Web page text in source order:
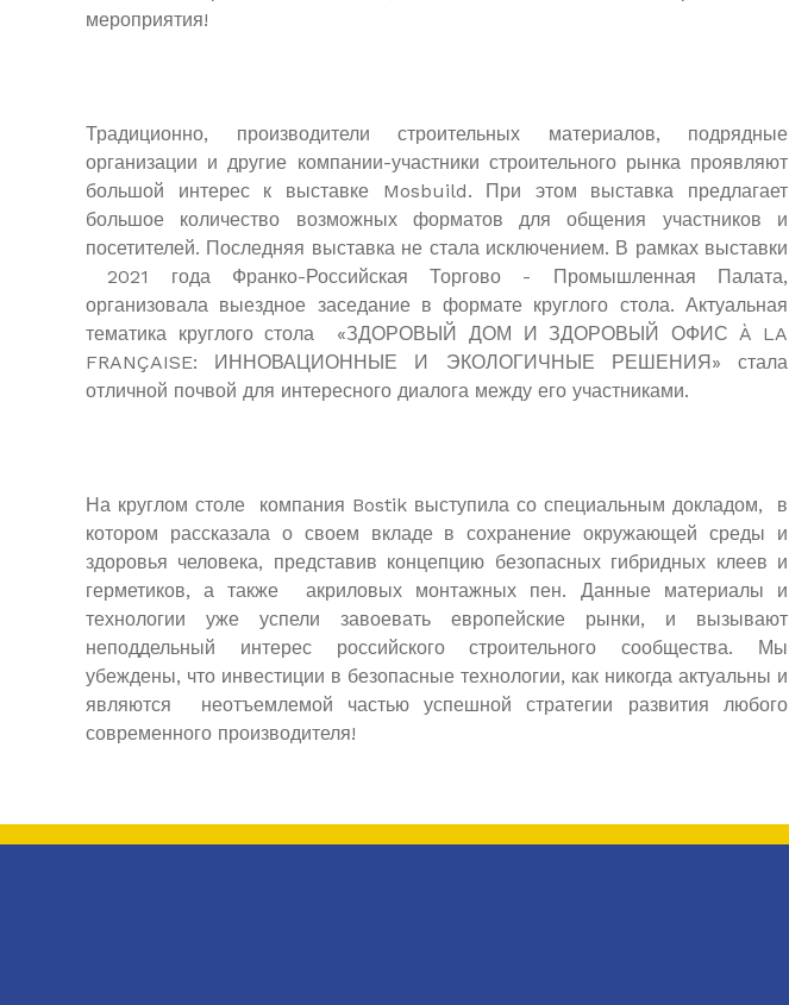
мероприятия!
Традиционно, производители строительных материалов, подрядные
организации и другие компании-участники строительного рынка проявляют
большой интерес к выставке Mosbuild. При этом выставка предлагает
большое количество возможных форматов для общения участников и
посетителей. Последняя выставка не стала исключением. В рамках выставки
2021 года Франко-Российская Торгово - Промышленная Палата,
организовала выездное заседание в формате круглого стола. Актуальная
тематика круглого стола «ЗДОРОВЫЙ ДОМ И ЗДОРОВЫЙ ОФИС À LA
FRANÇAISE: ИННОВАЦИОННЫЕ И ЭКОЛОГИЧНЫЕ РЕШЕНИЯ» стала
отличной почвой для интересного диалога между его участниками.
На круглом столе компания Bostik выступила со специальным докладом, в
котором рассказала о своем вкладе в сохранение окружающей среды и
здоровья человека, представив концепцию безопасных гибридных клеев и
герметиков, а также акриловых монтажных пен. Данные материалы и
технологии уже успели завоевать европейские рынки, и вызывают
неподдельный интерес российского строительного сообщества. Мы
убеждены, что инвестиции в безопасные технологии, как никогда актуальны и
являются неотъемлемой частью успешной стратегии развития любого
современного производителя!